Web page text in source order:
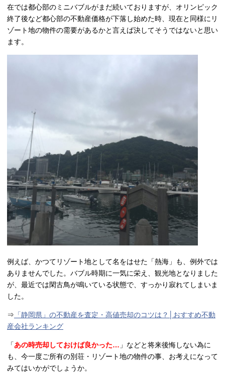
在では都心部のミニバブルがまだ続いておりますが、オリンピック
終了後など都心部の不動産価格が下落し始めた時、現在と同様にリ
ゾート地の物件の需要があるかと言えば決してそうではないと思い
ます。
例えば、かつてリゾート地として名をはせた「熱海」も、例外では
ありませんでした。バブル時期に一気に栄え、観光地となりました
が、最近では閑古鳥が鳴いている状態で、すっかり寂れてしまいま
した。
⇒ 「静岡県」の不動産を査定・高値売却のコツは？│おすすめ不動
産会社ランキング
「あの時売却しておけば良かった… 」などと将来後悔しない為に
も、今一度ご所有の別荘・リゾート地の物件の事、お考えになって
みてはいかがでしょうか。